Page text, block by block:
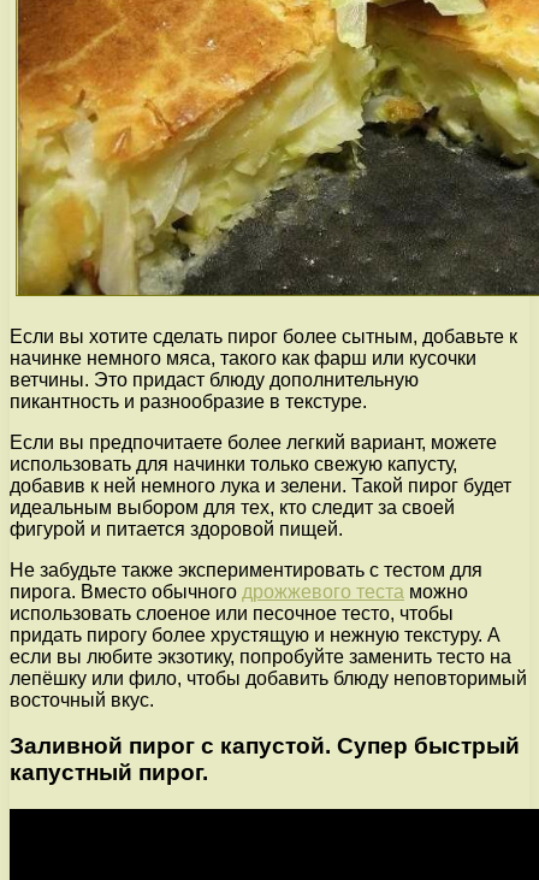
Если вы хотите сделать пирог более сытным, добавьте к
начинке немного мяса, такого как фарш или кусочки
ветчины. Это придаст блюду дополнительную
пикантность и разнообразие в текстуре.
Если вы предпочитаете более легкий вариант, можете
использовать для начинки только свежую капусту,
добавив к ней немного лука и зелени. Такой пирог будет
идеальным выбором для тех, кто следит за своей
фигурой и питается здоровой пищей.
Не забудьте также экспериментировать с тестом для
пирога. Вместо обычного дрожжевого теста можно
использовать слоеное или песочное тесто, чтобы
придать пирогу более хрустящую и нежную текстуру. А
если вы любите экзотику, попробуйте заменить тесто на
лепёшку или фило, чтобы добавить блюду неповторимый
восточный вкус.
Заливной пирог с капустой. Супер быстрый
капустный пирог.